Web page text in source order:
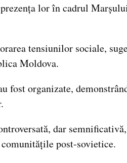
lor în cadrul
tensiunilor sociale,
Moldova.
organizate,
dar
post-sovietice.